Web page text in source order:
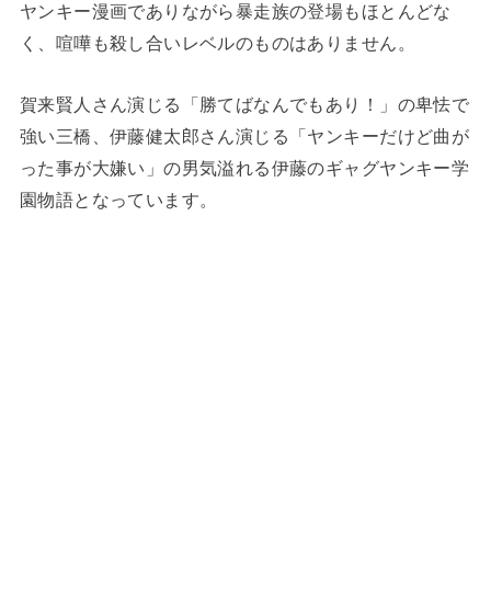
ヤンキー漫画でありながら暴走族の登場もほとんどな
く、喧嘩も殺し合いレベルのものはありません。
賀来賢人さん演じる「勝てばなんでもあり！」の卑怯で
強い三橋、伊藤健太郎さん演じる「ヤンキーだけど曲が
った事が大嫌い」の男気溢れる伊藤のギャグヤンキー学
園物語となっています。